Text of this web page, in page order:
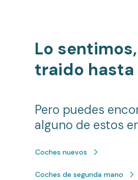
Lo
traido hasta
Pero puedes
alguno de estos
Coches nuevos
Coches de segunda mano